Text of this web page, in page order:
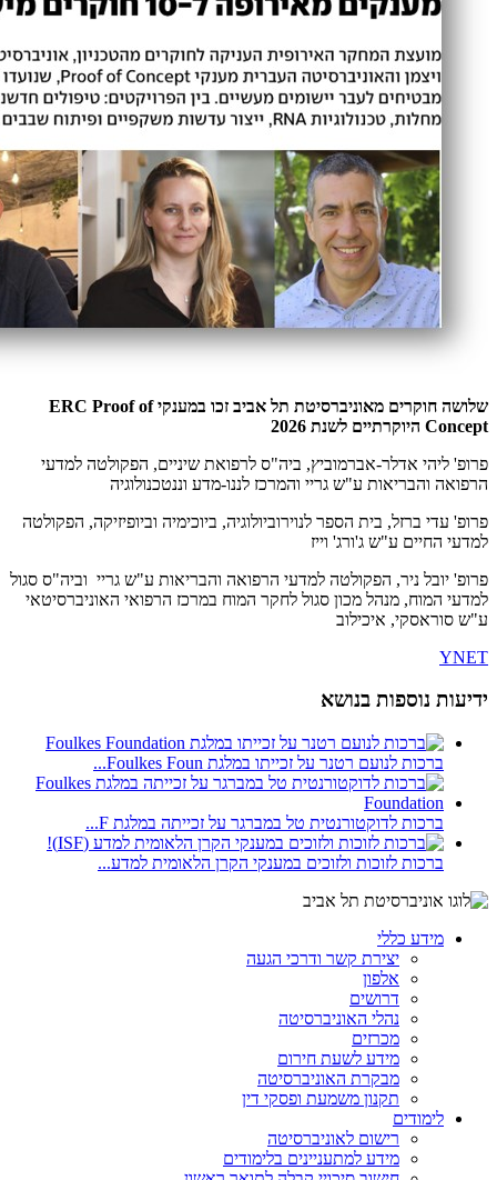
שלושה חוקרים מאוניברסיטת תל אביב זכו במענקי ERC Proof of
Concept היוקרתיים לשנת 2026
פרופ' ליהי אדלר-אברמוביץ, ביה"ס לרפואת שיניים, הפקולטה למדעי
הרפואה והבריאות ע"ש גריי והמרכז לננו-מדע וננטכנולוגיה
פרופ' עדי ברזל, בית הספר לנוירוביולוגיה, ביוכימיה וביופיזיקה, הפקולטה
למדעי החיים ע"ש ג'ורג' וייז
פרופ' יובל ניר, הפקולטה למדעי הרפואה והבריאות ע"ש גריי וביה"ס סגול
למדעי המוח, מנהל מכון סגול לחקר המוח במרכז הרפואי האוניברסיטאי
ע"ש סוראסקי, איכילוב
YNET
ידיעות נוספות בנושא
ברכות לנועם רטנר על זכייתו במלגת Foulkes Foun...
ברכות לדוקטורנטית טל במברגר על זכייתה במלגת F...
ברכות לזוכות ולזוכים במענקי הקרן הלאומית למדע...
מידע כללי
יצירת קשר ודרכי הגעה
אלפון
דרושים
נהלי האוניברסיטה
מכרזים
מידע לשעת חירום
מבקרת האוניברסיטה
תקנון משמעת ופסקי דין
לימודים
רישום לאוניברסיטה
מידע למתעניינים בלימודים